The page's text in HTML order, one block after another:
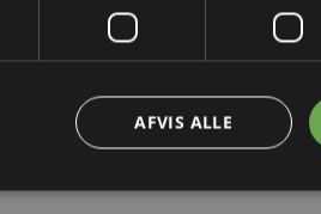
der giver
tree, der sælger
AFVIS ALLE